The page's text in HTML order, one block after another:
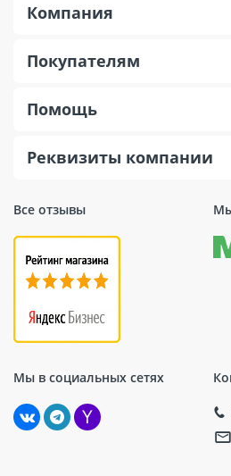
Все отзывы
Мы в социальных сетях
Компания
Покупателям
Помощь
Реквизиты компании